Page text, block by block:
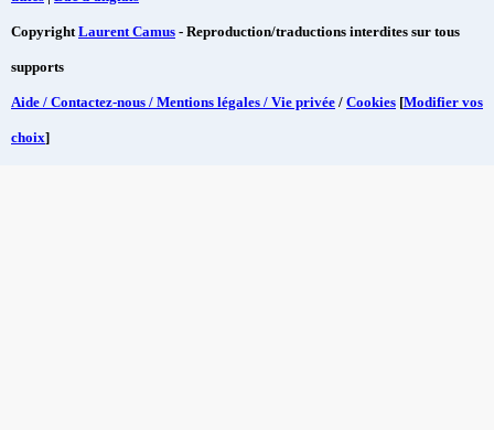
CopyrightLaurent Camus - Reproduction/traductions interdites sur tous
supports
Aide / Contactez-nous / Mentions légales / Vie privée / Cookies [Modifier vos
choix]